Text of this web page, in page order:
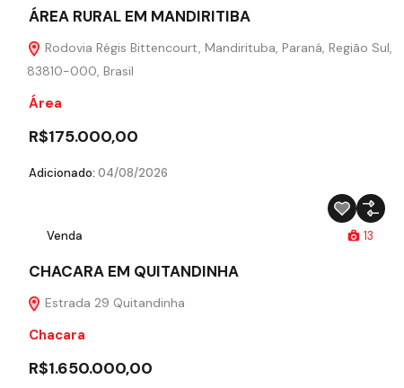
ÁREA RURAL EM MANDIRITIBA
Rodovia Régis Bittencourt, Mandirituba, Paraná, Região Sul,
83810-000, Brasil
Área
R$175.000,00
Adicionado: 04/08/2026
Venda 13
CHACARA EM QUITANDINHA
Estrada 29 Quitandinha
Chacara
R$1.650.000,00